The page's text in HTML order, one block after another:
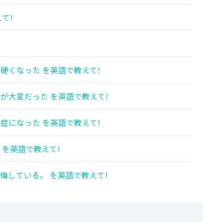
て!
くなった を英語で教えて!
大変だった を英語で教えて!
になった を英語で教えて!
英語で教えて!
している。 を英語で教えて!